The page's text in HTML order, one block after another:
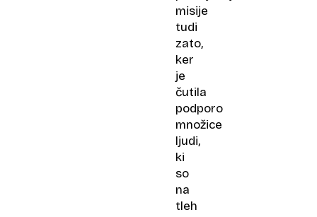
misije
tudi
zato,
ker
je
čutila
podporo
množice
ljudi,
ki
so
na
tleh